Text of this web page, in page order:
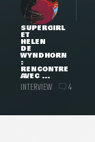
SUPERGIRL
ET
HELEN
DE
WYNDHORN
:
RENCONTRE
AVEC ...
INTERVIEW 4